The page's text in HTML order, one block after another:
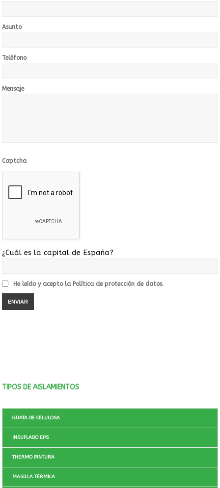
Asunto
Teléfono
Mensaje
Captcha
¿Cuál es la capital de España?
He leído y acepto la Política de protección de datos.
TIPOS DE AISLAMIENTOS
GUATA DE CELULOSA
INSUFLADO EPS
THERMO PINTURA
MASILLA TÉRMICA